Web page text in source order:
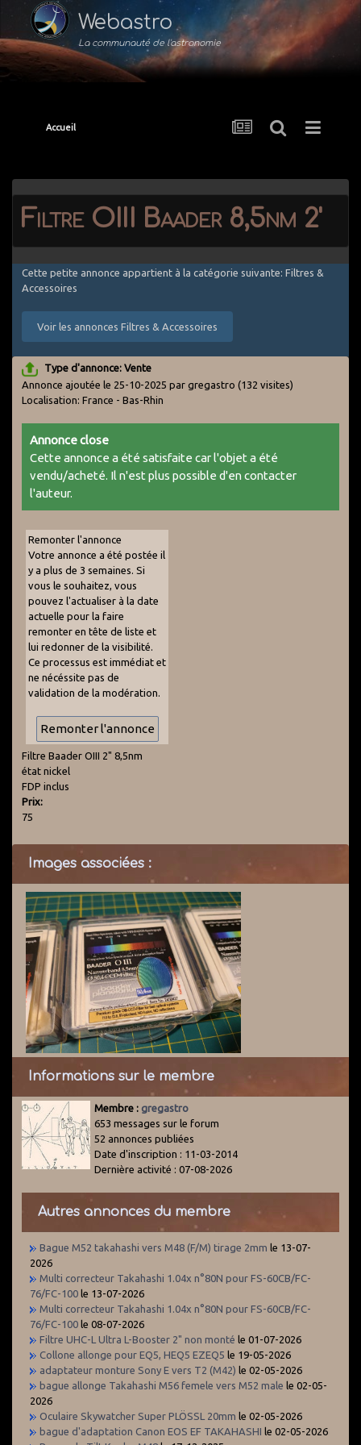
Webastro
La communauté de l'astronomie
Accueil
Filtre OIII Baader 8,5nm 2'
Cette petite annonce appartient à la catégorie suivante: Filtres &
Accessoires
Voir les annonces Filtres & Accessoires
Type d'annonce: Vente
Annonce ajoutée le 25-10-2025 par gregastro (132 visites)
Localisation: France - Bas-Rhin
Annonce close
Cette annonce a été satisfaite car l'objet a été
vendu/acheté. Il n'est plus possible d'en contacter
l'auteur.
Remonter l'annonce
Votre annonce a été postée il
y a plus de 3 semaines. Si
vous le souhaitez, vous
pouvez l'actualiser à la date
actuelle pour la faire
remonter en tête de liste et
lui redonner de la visibilité.
Ce processus est immédiat et
ne nécéssite pas de
validation de la modération.
Filtre Baader OIII 2" 8,5nm
état nickel
FDP inclus
Prix:
75
Images associées :
Informations sur le membre
Membre : gregastro
653 messages sur le forum
52 annonces publiées
Date d'inscription : 11-03-2014
Dernière activité : 07-08-2026
Autres annonces du membre
Bague M52 takahashi vers M48 (F/M) tirage 2mm le 13-07-
2026
Multi correcteur Takahashi 1.04x n°80N pour FS-60CB/FC-
76/FC-100 le 13-07-2026
Multi correcteur Takahashi 1.04x n°80N pour FS-60CB/FC-
76/FC-100 le 08-07-2026
Filtre UHC-L Ultra L-Booster 2" non monté le 01-07-2026
Collone allonge pour EQ5, HEQ5 EZEQ5 le 19-05-2026
adaptateur monture Sony E vers T2 (M42) le 02-05-2026
bague allonge Takahashi M56 femele vers M52 male le 02-05-
2026
Oculaire Skywatcher Super PLÖSSL 20mm le 02-05-2026
bague d'adaptation Canon EOS EF TAKAHASHI le 02-05-2026